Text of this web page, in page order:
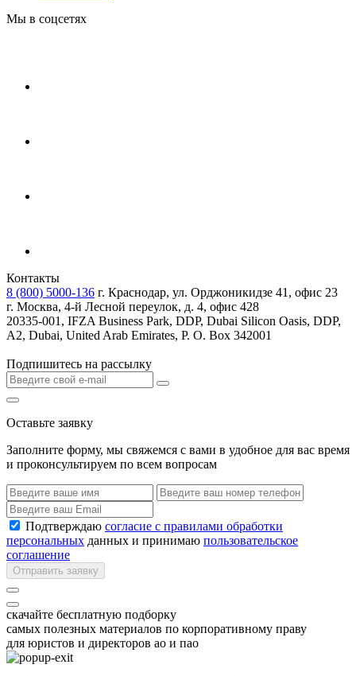
Мы в соцсетях
Контакты
8 (800) 5000-136 г. Краснодар, ул. Орджоникидзе 41, офис 23
г. Москва, 4-й Лесной переулок, д. 4, офис 428
20335-001, IFZA Business Park, DDP, Dubai Silicon Oasis, DDP,
A2, Dubai, United Arab Emirates, P. O. Box 342001
Подпишитесь на рассылку
Оставьте заявку
Заполните форму, мы свяжемся с вами в удобное для вас время
и проконсультируем по всем вопросам
Подтверждаю согласие с правилами обработки
персональных данных и принимаю пользовательское
соглашение
Отправить заявку
скачайте бесплатную подборку
самых полезных материалов по корпоративному праву
для юристов и директоров ао и пао